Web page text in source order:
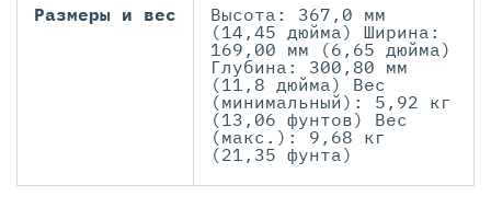
Размеры и вес
Высота: 367,0 мм
(14,45 дюйма) Ширина:
169,00 мм (6,65 дюйма)
Глубина: 300,80 мм
(11,8 дюйма) Вес
(минимальный): 5,92 кг
(13,06 фунтов) Вес
(макс.): 9,68 кг
(21,35 фунта)